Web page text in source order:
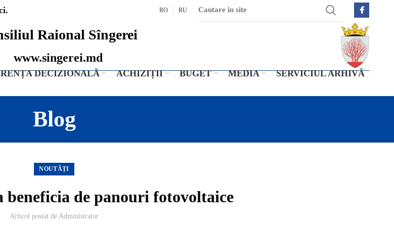
RO RU
Raional Sîngerei
www.singerei.md
DECIZIONALĂ ACHIZIȚII BUGET MEDIA
SERVICIUL ARHIVĂ
Blog
NOUTĂȚI
de panouri fotovoltaice
Articol postat de Administrator